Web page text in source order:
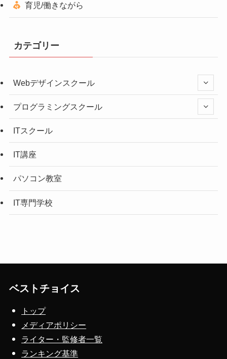
育児/働きながら
カテゴリー
Webデザインスクール
プログラミングスクール
ITスクール
IT講座
パソコン教室
IT専門学校
ベストチョイス
トップ
メディアポリシー
ライター・監修者一覧
ランキング基準